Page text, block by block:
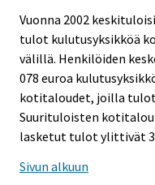
Vuonna 2002
tulot kulutusyksikköä
välillä. Henkilöiden
078 euroa
kotitaloudet, joilla tulot
Suurituloisten
lasketut tulot ylittivät
Sivun alkuun